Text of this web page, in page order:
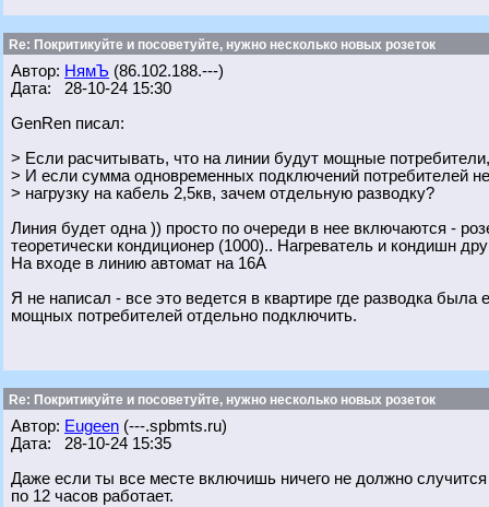
Re: Покритикуйте и посоветуйте, нужно несколько новых розеток
Автор: НямЪ (86.102.188.---)
Дата: 28-10-24 15:30
GenRen писал:
> Если расчитывать, что на линии будут мощные
> И если сумма одновременных подключений потребителей
> нагрузку на кабель 2,5кв, зачем отдельную разводку?
Линия будет одна )) просто по очереди в нее включаются -
теоретически кондиционер (1000).. Нагреватель и кондишн
На входе в линию автомат на 16А
Я не написал - все это ведется в квартире где разводка
мощных потребителей отдельно подключить.
Re: Покритикуйте и посоветуйте, нужно несколько новых розеток
Автор: Eugeen (---.spbmts.ru)
Дата: 28-10-24 15:35
Даже если ты все месте включишь ничего не должно
по 12 часов работает.